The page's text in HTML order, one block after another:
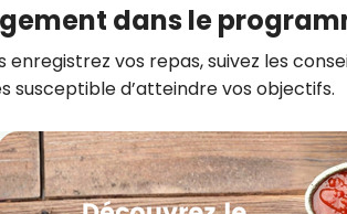
dans le
enregistrez vos repas, suivez les
susceptible d’atteindre vos objectifs.